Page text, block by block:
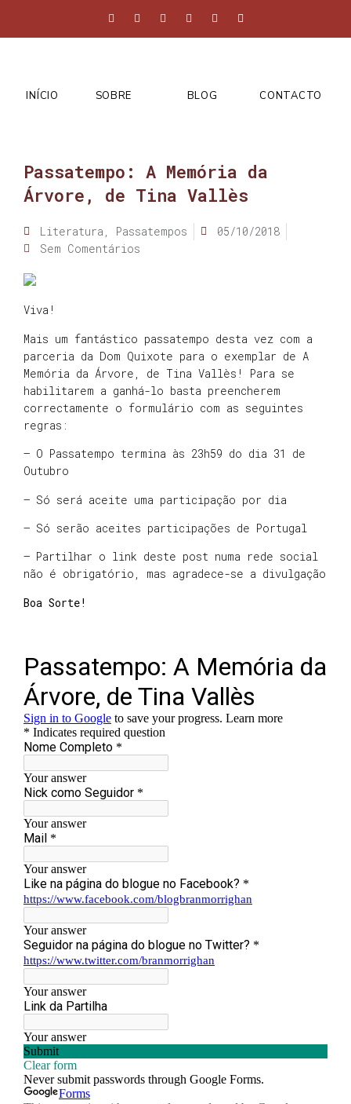
INÍCIO SOBRE BLOG CONTACTO
Passatempo: A Memória da
Árvore, de Tina Vallès
Literatura , Passatempos
05/10/2018
Sem Comentários
Viva!
Mais um fantástico passatempo desta vez com a
parceria da Dom Quixote para o exemplar de A
Memória da Árvore, de Tina Vallès! Para se
habilitarem a ganhá-lo basta preencherem
correctamente o formulário com as seguintes
regras:
– O Passatempo termina às 23h59 do dia 31 de
Outubro
– Só será aceite uma participação por dia
– Só serão aceites participações de Portugal
– Partilhar o link deste post numa rede social
não é obrigatório, mas agradece-se a divulgação
Boa Sorte!